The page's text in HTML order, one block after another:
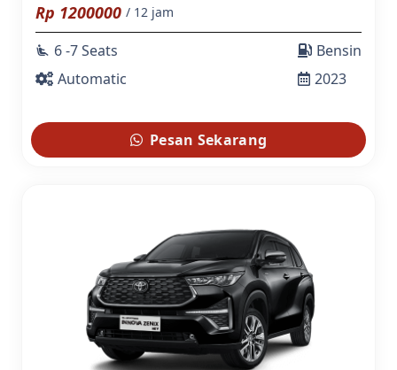
Rp 1200000 / 12 jam
airline_seat_recline_extra 6 -7 Seats
Automatic
Bensin
2023
Pesan Sekarang